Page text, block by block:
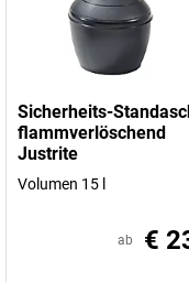
Sicherheits-
flammverlöschend
Justrite
Volumen 15 l
ab €